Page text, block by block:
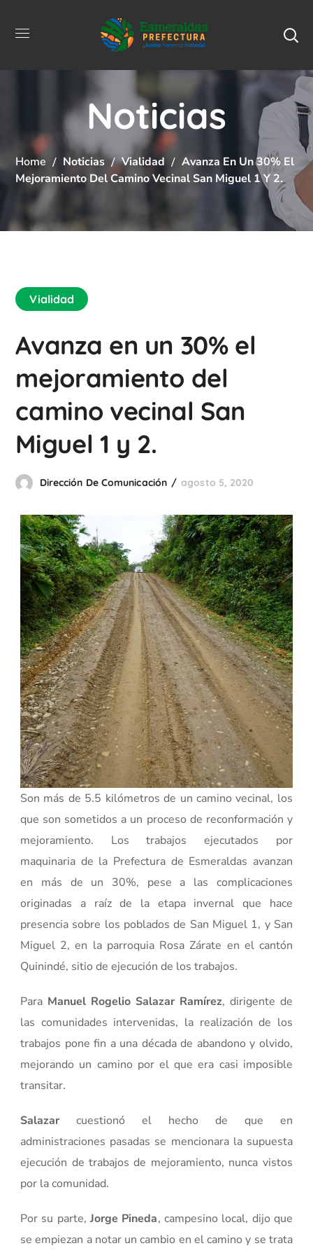
Noticias
Home Noticias Vialidad
Avanza En Un 30% El
Mejoramiento Del Camino Vecinal San Miguel 1 Y 2.
Vialidad
Avanza en un 30% el
mejoramiento del
camino vecinal San
Miguel 1 y 2.
Dirección De Comunicación agosto 5, 2020
Son más de 5.5 kilómetros de un camino vecinal, los
que son sometidos a un proceso de reconformación y
mejoramiento. Los trabajos ejecutados por
maquinaria de la Prefectura de Esmeraldas avanzan
en más de un 30%, pese a las complicaciones
originadas a raíz de la etapa invernal que hace
presencia sobre los poblados de San Miguel 1, y San
Miguel 2, en la parroquia Rosa Zárate en el cantón
Quinindé, sitio de ejecución de los trabajos.
Para Manuel Rogelio Salazar Ramírez, dirigente de
las comunidades intervenidas, la realización de los
trabajos pone fin a una década de abandono y olvido,
mejorando un camino por el que era casi imposible
transitar.
Salazar cuestionó el hecho de que en
administraciones pasadas se mencionara la supuesta
ejecución de trabajos de mejoramiento, nunca vistos
por la comunidad.
Por su parte, Jorge Pineda, campesino local, dijo que
se empiezan a notar un cambio en el camino y se trata